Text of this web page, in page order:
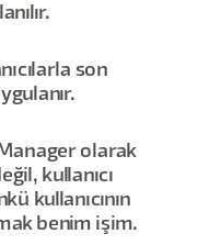
son
olarak
kullanıcı
kullanıcının
benim işim.